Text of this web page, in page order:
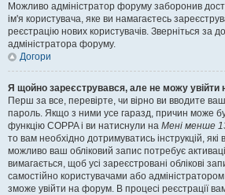
Можливо адміністратор форуму заборонив
ім'я користувача, яке ви намагаєтесь
реєстрацію нових користувачів. Зверніться за
адміністратора форуму.
Догори
Я щойно зареєструвався, але не можу
Перш за все, перевірте, чи вірно ви вводите
пароль. Якщо з ними усе гаразд, причин може
функцію COPPA і ви натиснули на Мені менше
то вам необхідно дотримуватись інструкцій,
можливо ваш обліковий запис потребує
вимагається, щоб усі зареєстровані облікові
самостійно користувачами або
зможе увійти на форум. В процесі реєстрації